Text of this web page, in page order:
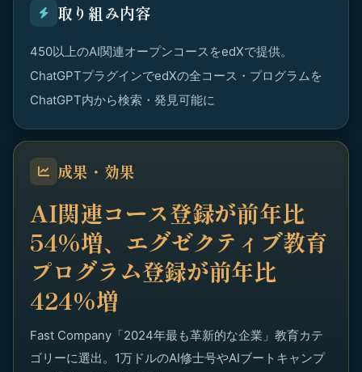
取り組み内容
450以上のAI関連オープンコースをedXで提供。
ChatGPTプラグインでedXの全コース・プログラムを
ChatGPT内から検索・発見可能に
成果・効果
AI関連コース登録が前年比
54%増、エグゼクティブ教育
プログラム登録が前年比
424%増
Fast Company「2024年最も革新的な企業」教育カテ
ゴリーに選出。1万ドルのAI修士号やAIブートキャンプ